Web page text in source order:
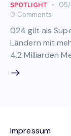
SPOTLIGHT
0 Comments
024 gilt als
Ländern mit
4,2 Milliarden
Impressum